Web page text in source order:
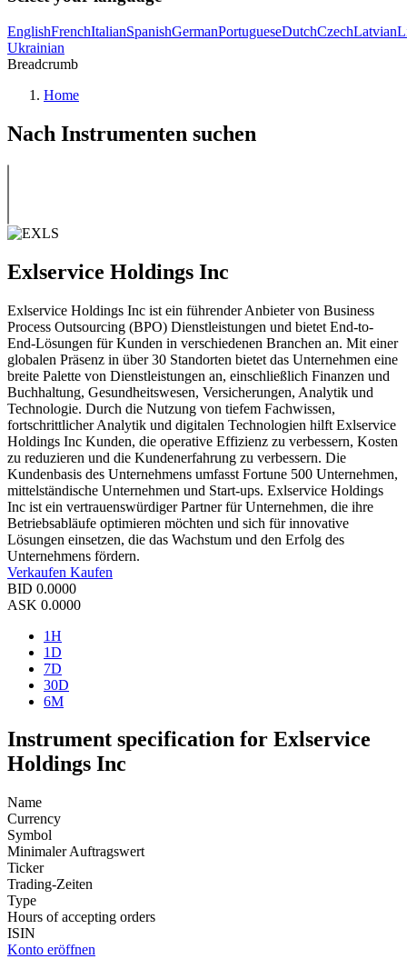
EnglishFrenchItalianSpanishGermanPortugueseDutchCzechLatvian
Ukrainian
Breadcrumb
Home
Nach Instrumenten suchen
Exlservice Holdings Inc
Exlservice Holdings Inc ist ein führender Anbieter von Business
Process Outsourcing (BPO) Dienstleistungen und bietet End-to-
End-Lösungen für Kunden in verschiedenen Branchen an. Mit einer
globalen Präsenz in über 30 Standorten bietet das Unternehmen eine
breite Palette von Dienstleistungen an, einschließlich Finanzen und
Buchhaltung, Gesundheitswesen, Versicherungen, Analytik und
Technologie. Durch die Nutzung von tiefem Fachwissen,
fortschrittlicher Analytik und digitalen Technologien hilft Exlservice
Holdings Inc Kunden, die operative Effizienz zu verbessern, Kosten
zu reduzieren und die Kundenerfahrung zu verbessern. Die
Kundenbasis des Unternehmens umfasst Fortune 500 Unternehmen,
mittelständische Unternehmen und Start-ups. Exlservice Holdings
Inc ist ein vertrauenswürdiger Partner für Unternehmen, die ihre
Betriebsabläufe optimieren möchten und sich für innovative
Lösungen einsetzen, die das Wachstum und den Erfolg des
Unternehmens fördern.
Verkaufen Kaufen
BID 0.0000
ASK 0.0000
1H
1D
7D
30D
6M
Instrument specification for Exlservice
Holdings Inc
Name
Currency
Symbol
Minimaler Auftragswert
Ticker
Trading-Zeiten
Type
Hours of accepting orders
ISIN
Konto eröffnen